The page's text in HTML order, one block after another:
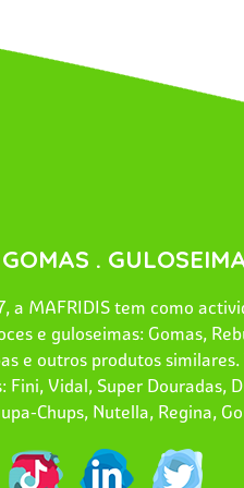
.
a MAFRIDIS tem como
e guloseimas: Gomas,
e outros produtos
Fini, Vidal, Super Douradas,
Chups, Nutella, Regina,